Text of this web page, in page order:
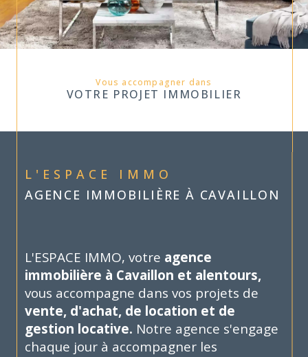
Vous accompagner dans
VOTRE PROJET IMMOBILIER
L'ESPACE IMMO
AGENCE IMMOBILIÈRE À CAVAILLON
L'ESPACE IMMO, votre agence
immobilière à Cavaillon et alentours,
vous accompagne dans vos projets de
vente, d'achat, de location et de
gestion locative. Notre agence s'engage
chaque jour à accompagner les